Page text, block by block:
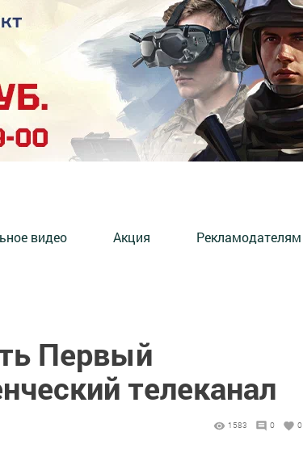
видео Акция Рекламодателям
Первый
телеканал
1583 0 0